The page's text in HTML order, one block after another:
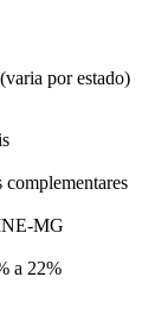
por estado)
complementares
MG
a 22%